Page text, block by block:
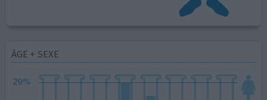
ÂGE + SEXE